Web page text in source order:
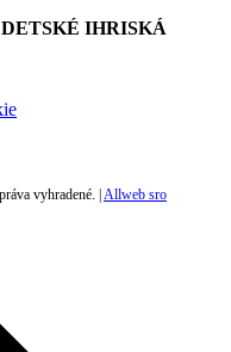
IHRISKÁ
vyhradené. | Allweb sro